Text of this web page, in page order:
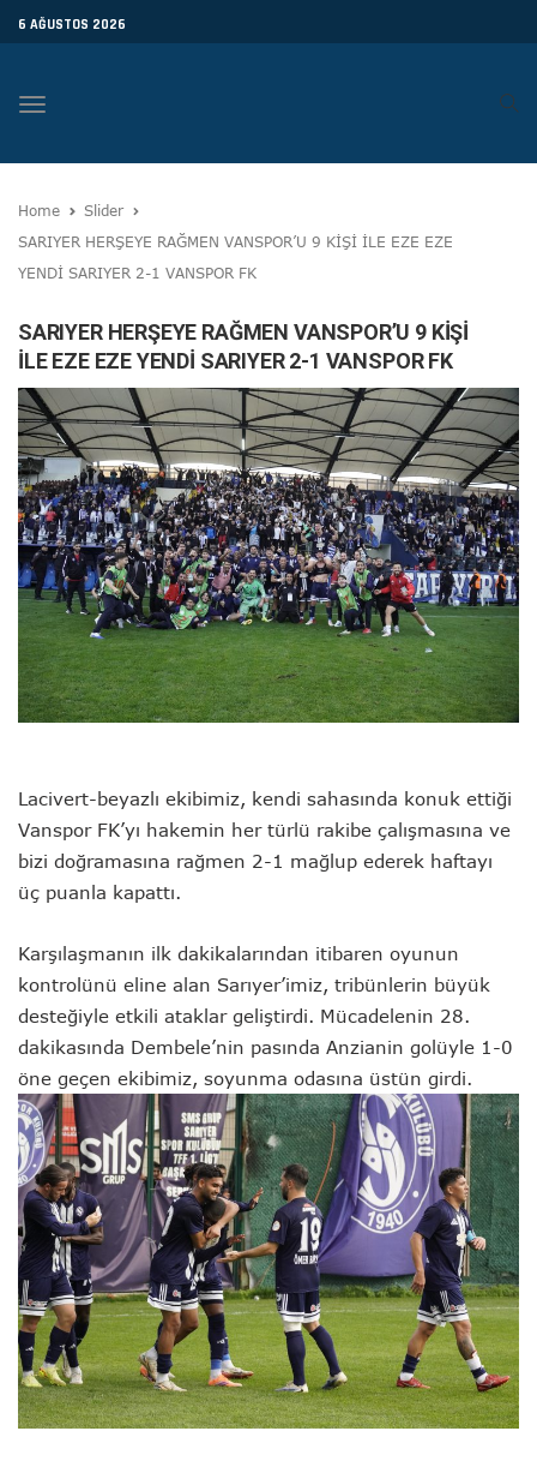
6 AĞUSTOS 2026
Toggle
Home
Slider
SARIYER HERŞEYE RAĞMEN VANSPOR’U 9 KİŞİ İLE EZE EZE
YENDİ SARIYER 2-1 VANSPOR FK
SARIYER HERŞEYE RAĞMEN VANSPOR’U 9 KİŞİ
İLE EZE EZE YENDİ SARIYER 2-1 VANSPOR FK
Lacivert-beyazlı ekibimiz, kendi sahasında konuk ettiği
Vanspor FK’yı hakemin her türlü rakibe çalışmasına ve
bizi doğramasına rağmen 2-1 mağlup ederek haftayı
üç puanla kapattı.
Karşılaşmanın ilk dakikalarından itibaren oyunun
kontrolünü eline alan Sarıyer’imiz, tribünlerin büyük
desteğiyle etkili ataklar geliştirdi. Mücadelenin 28.
dakikasında Dembele’nin pasında Anzianin golüyle 1-0
öne geçen ekibimiz, soyunma odasına üstün girdi.